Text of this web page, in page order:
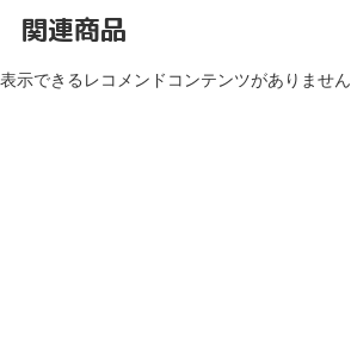
関連商品
表示できるレコメンドコンテンツがありません